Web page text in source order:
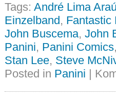
Tags: André Lima
Einzelband, Fantastic
John Buscema, John
Panini, Panini Comics
Stan Lee, Steve
Posted in Panini |